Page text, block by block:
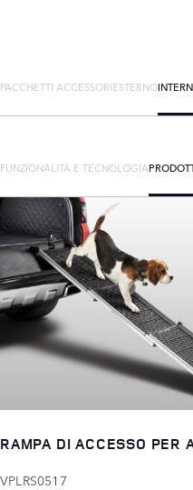
PACCHETTI ACCESSORIESTERNO
FUNZIONALITÀ E TECNOLOGIA
RAMPA DI ACCESSO PER
VPLRS0517